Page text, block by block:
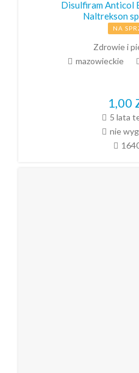
Disulfiram Anticol
Naltrekson
NA
Zdrowie i
mazowieckie
1,00
5 lata
nie